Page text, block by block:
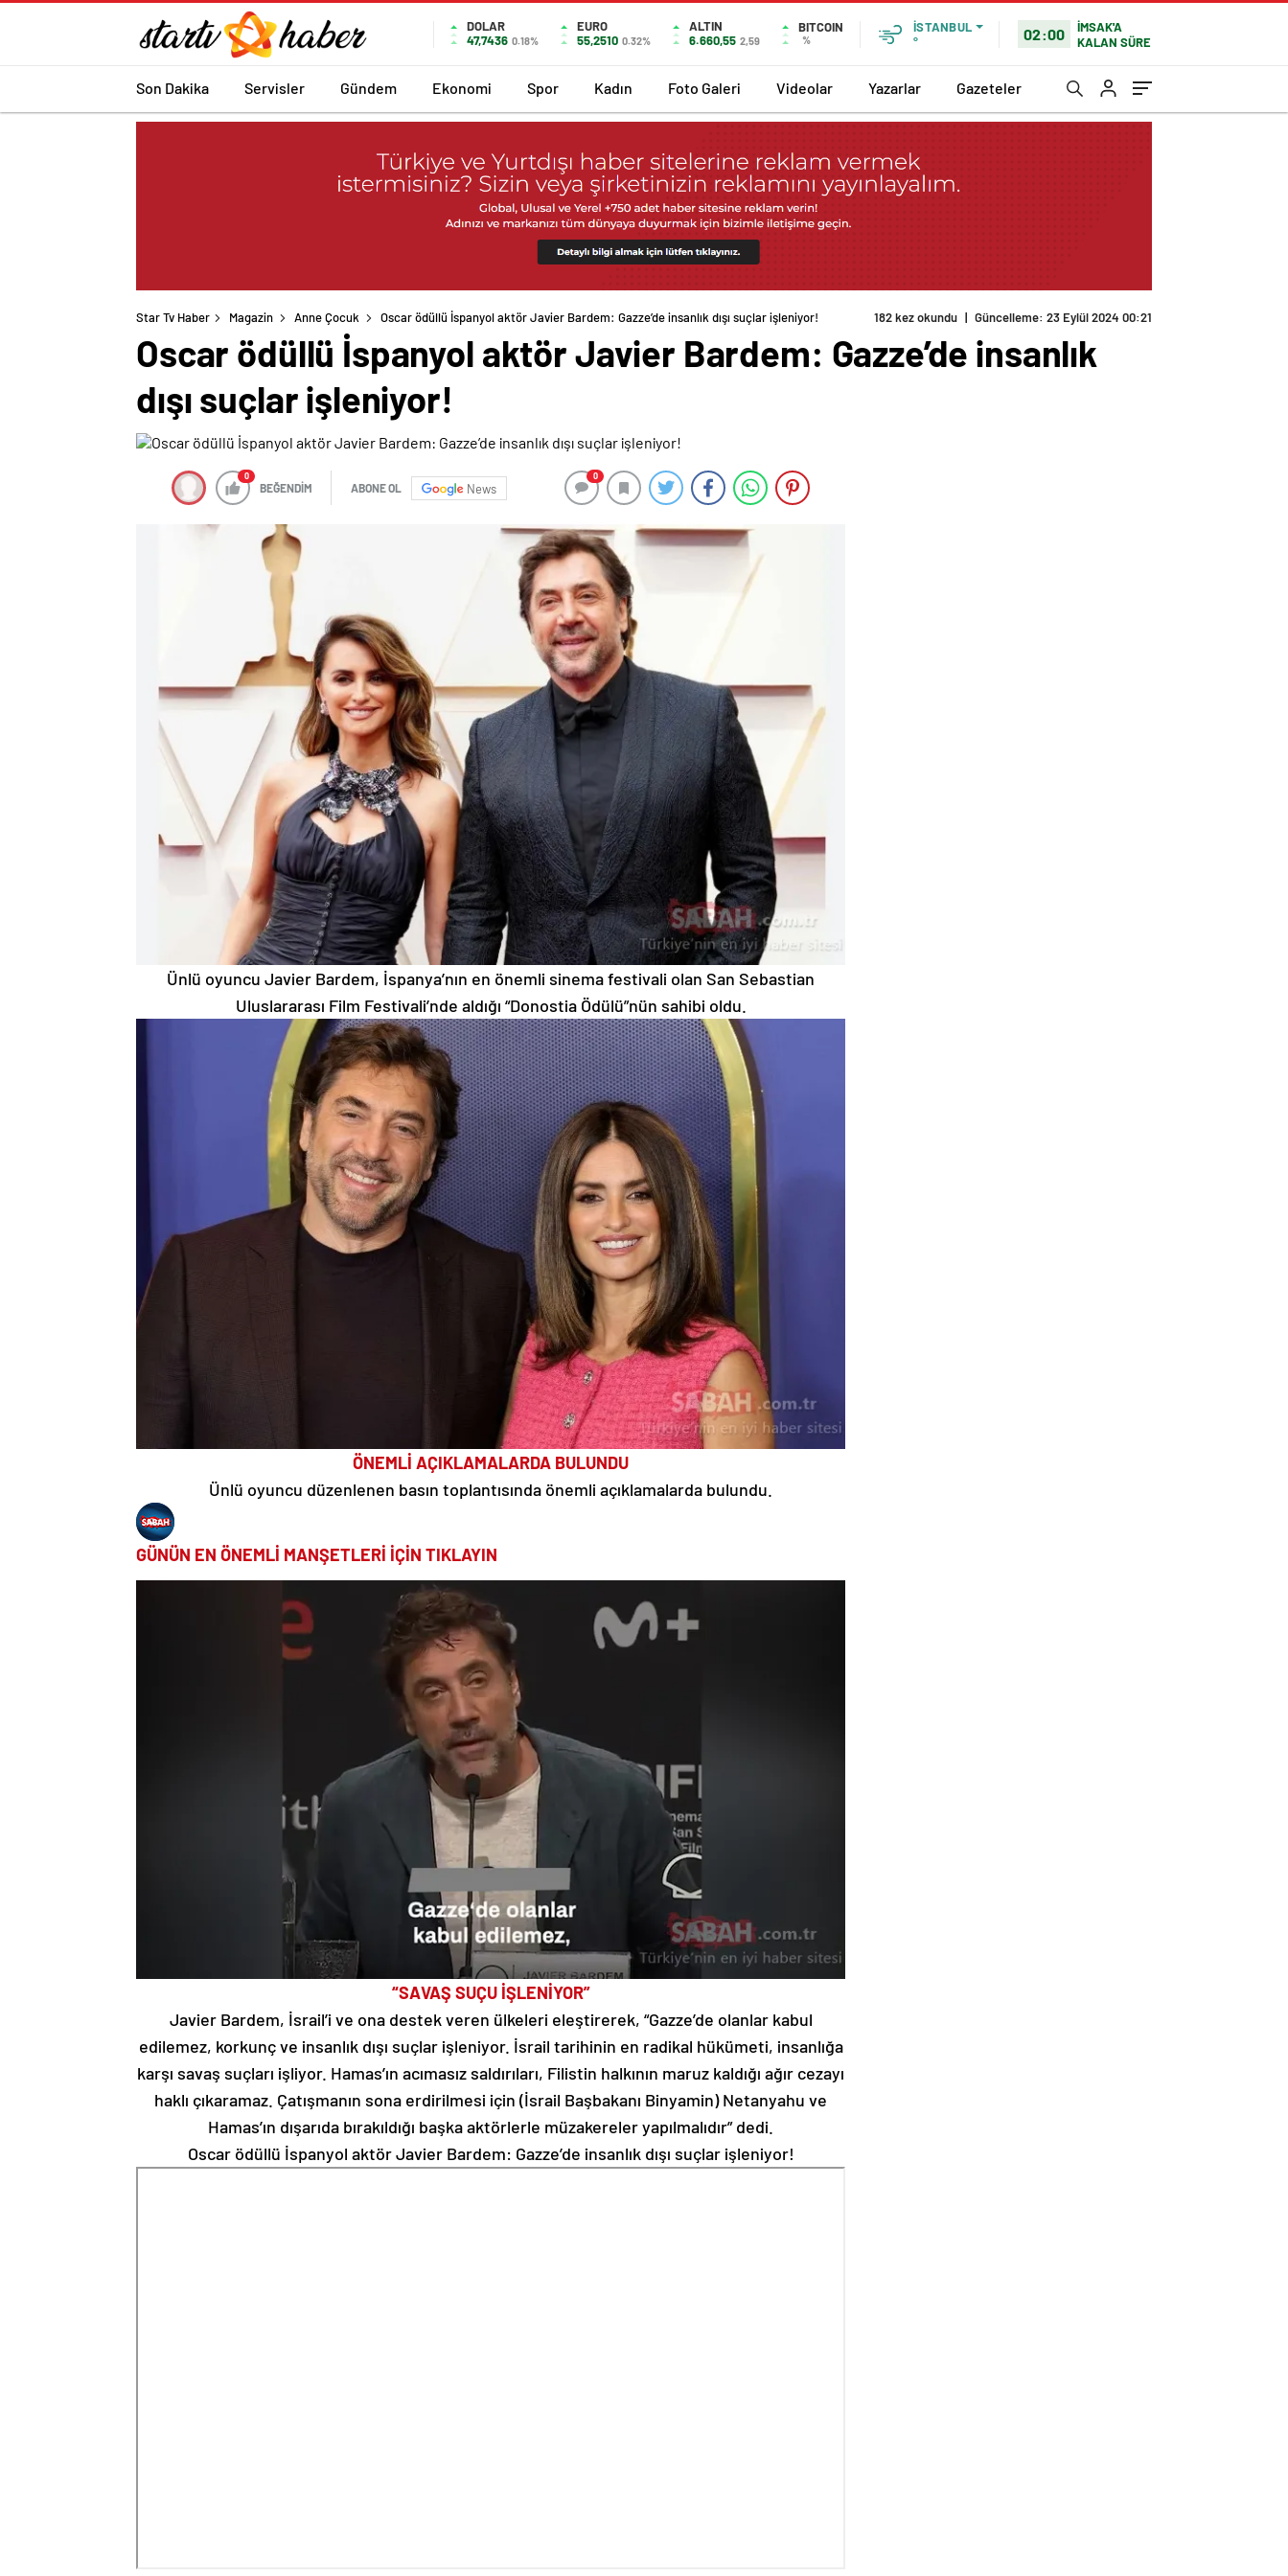
DOLAR
47,7436 0.18%
EURO
55,2510 0.32%
ALTIN
6.660,55 2,59
BITCOIN
%
İSTANBUL
°
02:00
İMSAK'A
KALAN SÜRE
Son Dakika Servisler Gündem Ekonomi Spor Kadın Foto Galeri Videolar Yazarlar Gazeteler
Star Tv Haber Magazin Anne Çocuk Oscar ödüllü İspanyol aktör Javier Bardem: Gazze’de insanlık dışı suçlar işleniyor! 182 kez okundu | Güncelleme: 23 Eylül 2024 00:21
Oscar ödüllü İspanyol aktör Javier Bardem: Gazze’de insanlık
dışı suçlar işleniyor!
0
BEĞENDİM ABONE OL News
0
Ünlü oyuncu Javier Bardem, İspanya’nın en önemli sinema festivali olan San Sebastian
Uluslararası Film Festivali’nde aldığı “Donostia Ödülü”nün sahibi oldu.
ÖNEMLİ AÇIKLAMALARDA BULUNDU
Ünlü oyuncu düzenlenen basın toplantısında önemli açıklamalarda bulundu.
GÜNÜN EN ÖNEMLİ MANŞETLERİ İÇİN TIKLAYIN
“SAVAŞ SUÇU İŞLENİYOR”
Javier Bardem, İsrail’i ve ona destek veren ülkeleri eleştirerek, “Gazze’de olanlar kabul
edilemez, korkunç ve insanlık dışı suçlar işleniyor. İsrail tarihinin en radikal hükümeti, insanlığa
karşı savaş suçları işliyor. Hamas’ın acımasız saldırıları, Filistin halkının maruz kaldığı ağır cezayı
haklı çıkaramaz. Çatışmanın sona erdirilmesi için (İsrail Başbakanı Binyamin) Netanyahu ve
Hamas’ın dışarıda bırakıldığı başka aktörlerle müzakereler yapılmalıdır” dedi.
Oscar ödüllü İspanyol aktör Javier Bardem: Gazze’de insanlık dışı suçlar işleniyor!